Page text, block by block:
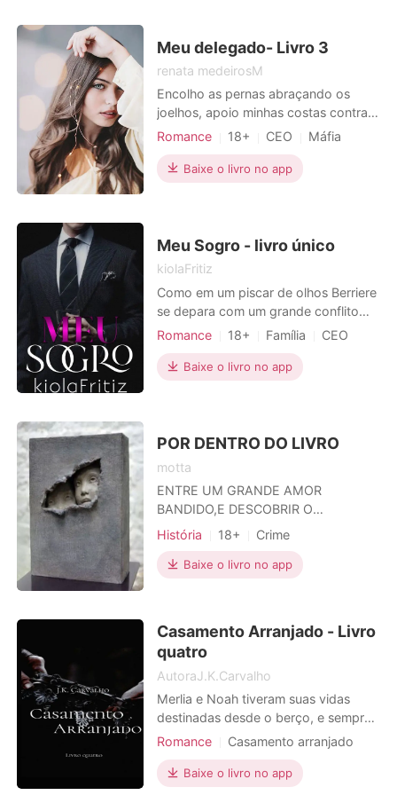
Henrique verá tudo a
Meu delegado- Livro 3
renata medeirosM
Encolho as pernas abraçando os
joelhos, apoio minhas costas contra o
azulejo frio da parede. Fecho os
lágrimas que descem por meu rosto.
Só peço que pare, por favor. Mais,
por favor, pare Spencer - implo
Romance 18+ CEO
Máfia
Paixão / Erótica
Baixe o livro no app
Meu Sogro - livro único
kiolaFritiz
Como em um piscar de olhos Berriere
se depara com um grande conflito
quando percebe que o conceito de
conquistado, na verdade, nunca
existiu de fato e viu tudo se
descobriu que a vida que teve ao seu
Romance 18+ Família
CEO
Medrosa
Paixão / Erótica
Baixe o livro no app
POR DENTRO DO LIVRO
motta
ENTRE UM GRANDE AMOR
BANDIDO,E DESCOBRIR O
MISTERIOSO DESAPARECIMENTO
MISTERIO .
História 18+ Crime
Baixe o livro no app
Casamento Arranjado - Livro
quatro
AutoraJ.K.Carvalho
Merlia e Noah tiveram suas vidas
destinadas desde o berço, e sempre
estiveram cientes de seu futuro
adolescência, o futuro rei de Midorina
e a sexta princesa de Dazzo, criaram
Romance
Casamento arranjado
Aristocracia
Arrogante / Dominante
Baixe o livro no app